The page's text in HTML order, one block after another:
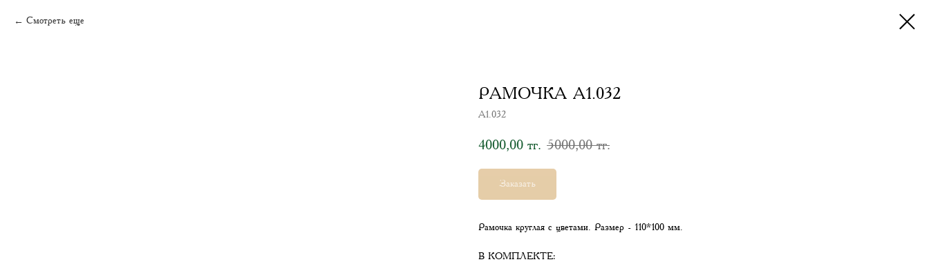
Смотреть еще
РАМОЧКА А1.032
А1.032
4000,00 тг. 5000,00 тг.
Заказать
Рамочка круглая с цветами. Размер - 110*100 мм.
В КОМПЛЕКТЕ: